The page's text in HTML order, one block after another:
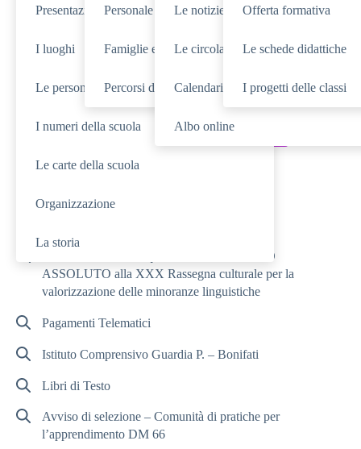
Presentazione
I luoghi
Le persone
I numeri della scuola
Le carte della scuola
Organizzazione
La storia
Personale scolastico
Famiglie e studenti
Percorsi di studio
Le notizie
Le circolari
Calendario eventi
Albo online
Offerta formativa
Le schede didattiche
I progetti delle classi
Cerca nella sezione
Cerca tra leNOVITÀ Cerca neiSERVIZI
Cerca inTUTTO IL SITO
La nostra scuola conquista il PRIMO POSTO
ASSOLUTO alla XXX Rassegna culturale per la
valorizzazione delle minoranze linguistiche
Pagamenti Telematici
Istituto Comprensivo Guardia P. – Bonifati
Libri di Testo
Avviso di selezione – Comunità di pratiche per
l’apprendimento DM 66